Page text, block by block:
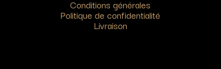
Conditions générales
Politique de confidentialité
Livraison